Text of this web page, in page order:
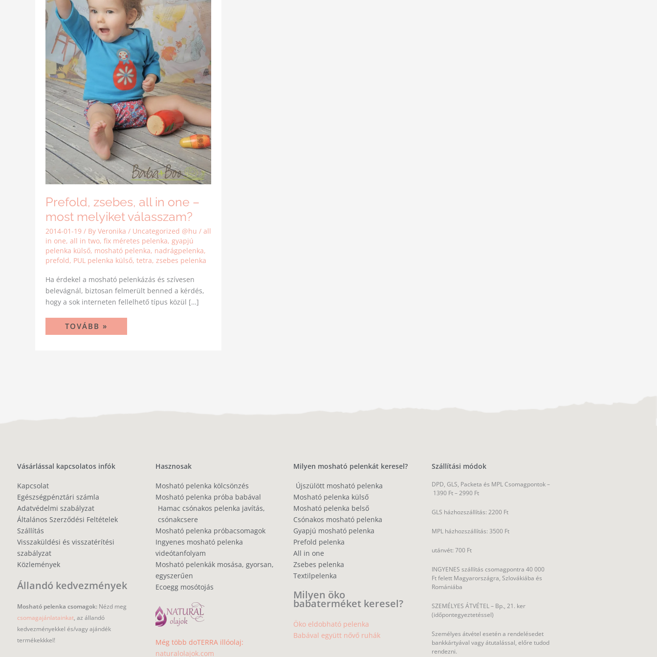
Prefold, zsebes, all in one –
most melyiket válasszam?
2014-01-19 / By Veronika / Uncategorized @hu / all
in one, all in two, fix méretes pelenka, gyapjú
pelenka külső, mosható pelenka, nadrágpelenka,
prefold, PUL pelenka külső, tetra, zsebes pelenka
Ha érdekel a mosható pelenkázás és szívesen
belevágnál, biztosan felmerült benned a kérdés,
hogy a sok interneten fellelhető típus közül […]
TOVÁBB »
Vásárlással kapcsolatos infók
Kapcsolat
Egészségpénztári számla
Adatvédelmi szabályzat
Általános Szerződési Feltételek
Szállítás
Visszaküldési és visszatérítési
szabályzat
Közlemények
Állandó kedvezmények
Mosható pelenka csomagok: Nézd meg
csomagajánlatainkat, az állandó
kedvezményekkel és/vagy ajándék
termékekkkel!
Hasznosak
Mosható pelenka kölcsönzés
Mosható pelenka próba babával
Hamac csónakos pelenka javítás,
csónakcsere
Mosható pelenka próbacsomagok
Ingyenes mosható pelenka
videótanfolyam
Mosható pelenkák mosása, gyorsan,
egyszerűen
Ecoegg mosótojás
Még több doTERRA illóolaj:
naturalolajok.com
Milyen mosható pelenkát keresel?
Újszülött mosható pelenka
Mosható pelenka külső
Mosható pelenka belső
Csónakos mosható pelenka
Gyapjú mosható pelenka
Prefold pelenka
All in one
Zsebes pelenka
Textilpelenka
Milyen öko
babaterméket keresel?
Öko eldobható pelenka
Babával együtt nővő ruhák
Szállítási módok
DPD, GLS, Packeta és MPL Csomagpontok –
1390 Ft – 2990 Ft
GLS házhozszállítás: 2200 Ft
MPL házhozszállítás: 3500 Ft
utánvét: 700 Ft
INGYENES szállítás csomagpontra 40 000
Ft felett Magyarországra, Szlovákiába és
Romániába
SZEMÉLYES ÁTVÉTEL – Bp., 21. ker
(időpontegyeztetéssel)
Személyes átvétel esetén a rendelésedet
bankkártyával vagy átutalással, előre tudod
rendezni.